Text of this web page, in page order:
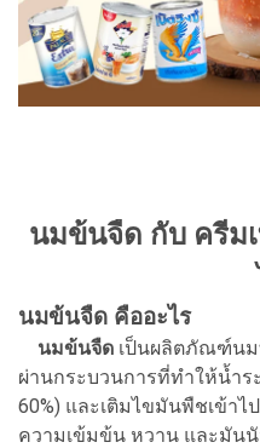
นมข้นจืด กับ ครีม
นมข้นจืด คืออะไร
นมข้นจืด เป็นผลิตภัณฑ์นม
ผ่านกระบวนการที่ทำให้น้ำ
60%) และเติมไขมันพืชเข้า
ความเข้มข้น หวาน และมัน